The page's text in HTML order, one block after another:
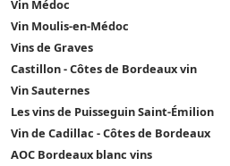
Vin Médoc
Vin Moulis-en-Médoc
Vins de Graves
Castillon - Côtes de Bordeaux vin
Vin Sauternes
Les vins de Puisseguin Saint-Émilion
Vin de Cadillac - Côtes de Bordeaux
AOC Bordeaux blanc vins